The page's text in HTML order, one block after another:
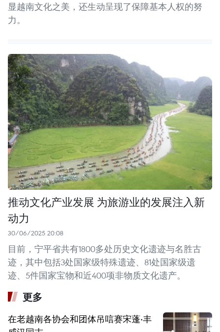
显越南文化之美，还生动呈现了保障基本人权的努
力。
推动文化产业发展 为旅游业的发展注入新
动力
30/06/2025 20:08
目前，宁平省共有1800多处历史文化遗迹与名胜古
迹，其中包括3处国家级特殊遗迹、81处国家级遗
迹、5件国家宝物和近400项非物质文化遗产。
更多
在老越南各协会和团体吊唁赛宋蓬·丰